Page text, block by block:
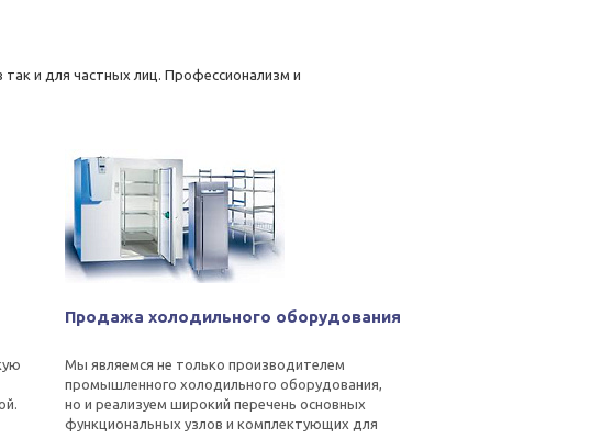
так и для частных лиц. Профессионализм и
Продажа холодильного оборудования
Мы являемся не только производителем
промышленного холодильного оборудования,
но и реализуем широкий перечень основных
функциональных узлов и комплектующих для